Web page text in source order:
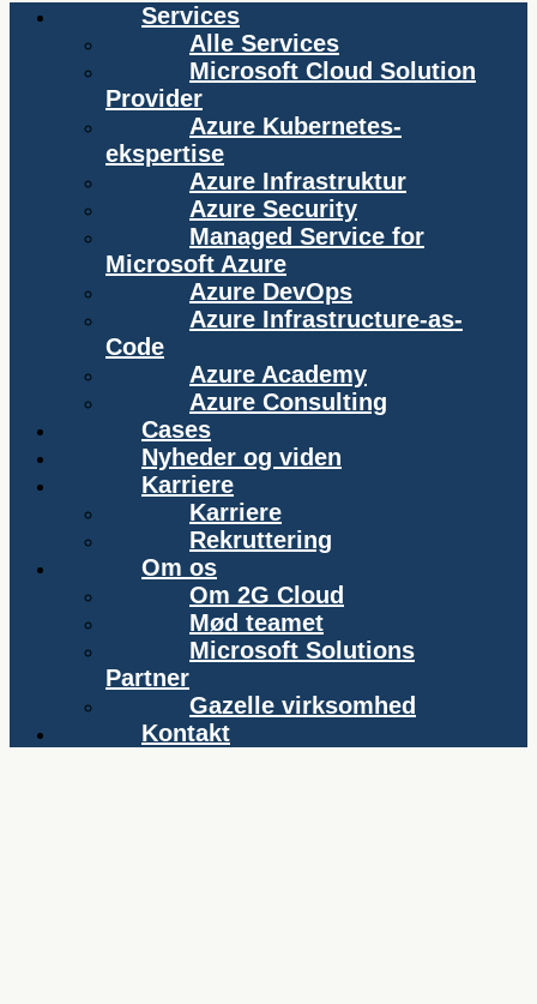
Services
Alle Services
Microsoft Cloud Solution
Provider
Azure Kubernetes-
ekspertise
Azure Infrastruktur
Azure Security
Managed Service for
Microsoft Azure
Azure DevOps
Azure Infrastructure-as-
Code
Azure Academy
Azure Consulting
Cases
Nyheder og viden
Karriere
Karriere
Rekruttering
Om os
Om 2G Cloud
Mød teamet
Microsoft Solutions
Partner
Gazelle virksomhed
Kontakt